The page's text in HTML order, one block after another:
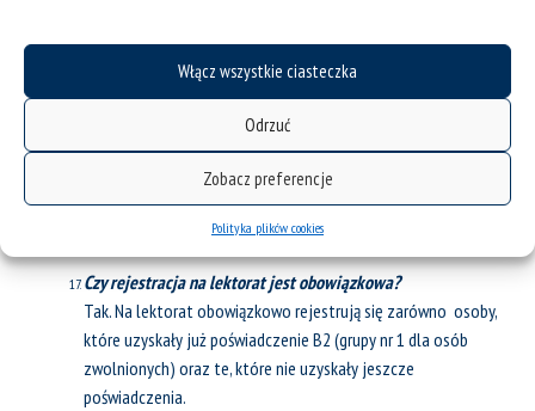
Włącz wszystkie ciasteczka
Odrzuć
Zobacz preferencje
Polityka plików cookies
wybierają dowolny język z oferty lektoratowej SPNJO.
czasami poziom lektoratu?
Tak. Po ukończeniu semestru osoba studiująca może
swobodnie zmienić język lektoratu. Do czasu uzyskania
poświadczenia zalecana jest jednak realizacja lektoratu z
języka i na poziomie docelowym poświadczenia.
Czy rejestracja na lektorat jest obowiązkowa?
Tak. Na lektorat obowiązkowo rejestrują się zarówno osoby,
które uzyskały już poświadczenie B2 (grupy nr 1 dla osób
zwolnionych) oraz te, które nie uzyskały jeszcze
poświadczenia.